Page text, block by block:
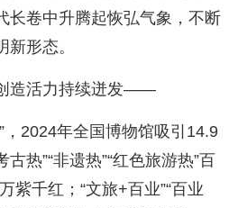
长卷中升腾起恢弘气象，不断
形态。
造活力持续迸发——
，2024年全国博物馆吸引14.9
古热”“非遗热”“红色旅游热”百
紫千红；“文旅+百业”“百业